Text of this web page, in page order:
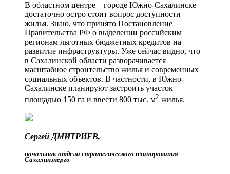
В областном центре – городе Южно-­Сахалинске
достаточно остро стоит вопрос доступности
жилья. Знаю, что принято Постановление
Правительства РФ о выделении российским
регионам льготных бюджетных кредитов на
развитие инфраструктуры. Уже сейчас видно, что
в Сахалинской области разворачивается
масштабное строительство жилья и современных
социаль­ных объектов. В частности, в Южно-
Сахалинске планируют застроить участок
площадью 150 га и ввести 800 тыс. м2 жилья.
Сергей ДМИТРИЕВ,
начальник отдела стратегического ­планирования ­
Сахалинэнерго